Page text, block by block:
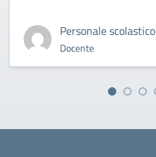
Personale scolastico
Docente